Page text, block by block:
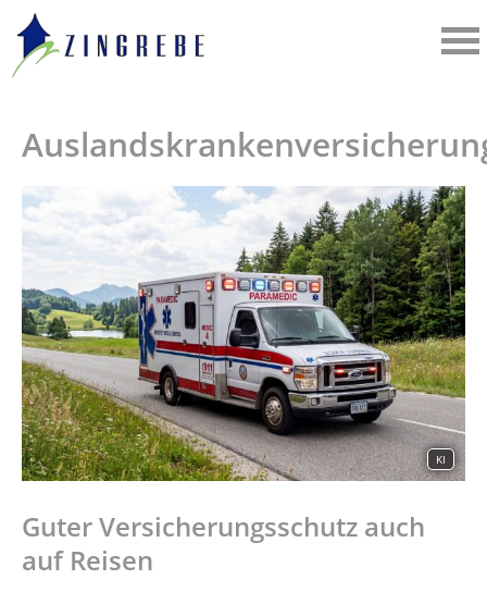
KI
Guter Versicherungsschutz auch
auf Reisen